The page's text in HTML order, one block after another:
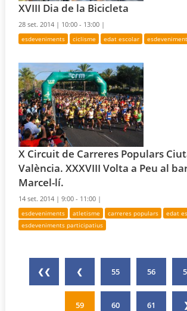
XVIII Dia de la Bicicleta
28 set. 2014 | 10:00 - 13:00 |
esdeveniments ciclisme edat escolar
X Circuit de Carreres Populars
València. XXXVIII Volta a Peu al
Marcel-lí.
14 set. 2014 |9:00 - 11:00 |
esdeveniments atletisme carreres populars
edat
esdeveniments participatius
❮❮ ❮ 55 56
59 60 61